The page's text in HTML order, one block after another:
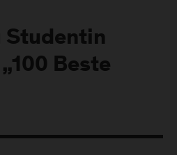
Studentin
Beste